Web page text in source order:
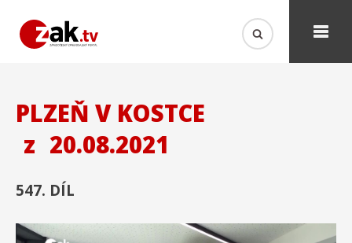
PLZEŇ V KOSTCE
z 20.08.2021
547. DÍL